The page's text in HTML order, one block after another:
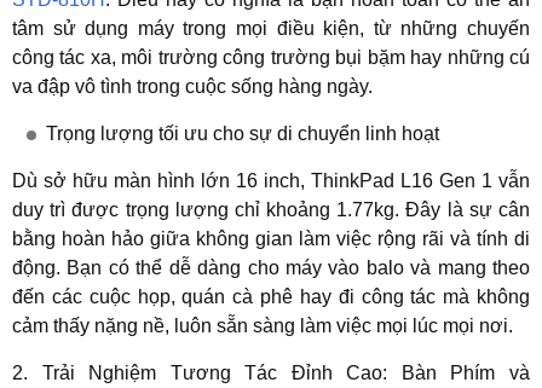
tâm sử dụng máy trong mọi điều kiện, từ những chuyến
công tác xa, môi trường công trường bụi bặm hay những cú
va đập vô tình trong cuộc sống hàng ngày.
Trọng lượng tối ưu cho sự di chuyển linh hoạt
Dù sở hữu màn hình lớn 16 inch, ThinkPad L16 Gen 1 vẫn
duy trì được trọng lượng chỉ khoảng 1.77kg. Đây là sự cân
bằng hoàn hảo giữa không gian làm việc rộng rãi và tính di
động. Bạn có thể dễ dàng cho máy vào balo và mang theo
đến các cuộc họp, quán cà phê hay đi công tác mà không
cảm thấy nặng nề, luôn sẵn sàng làm việc mọi lúc mọi nơi.
2. Trải Nghiệm Tương Tác Đỉnh Cao: Bàn Phím và